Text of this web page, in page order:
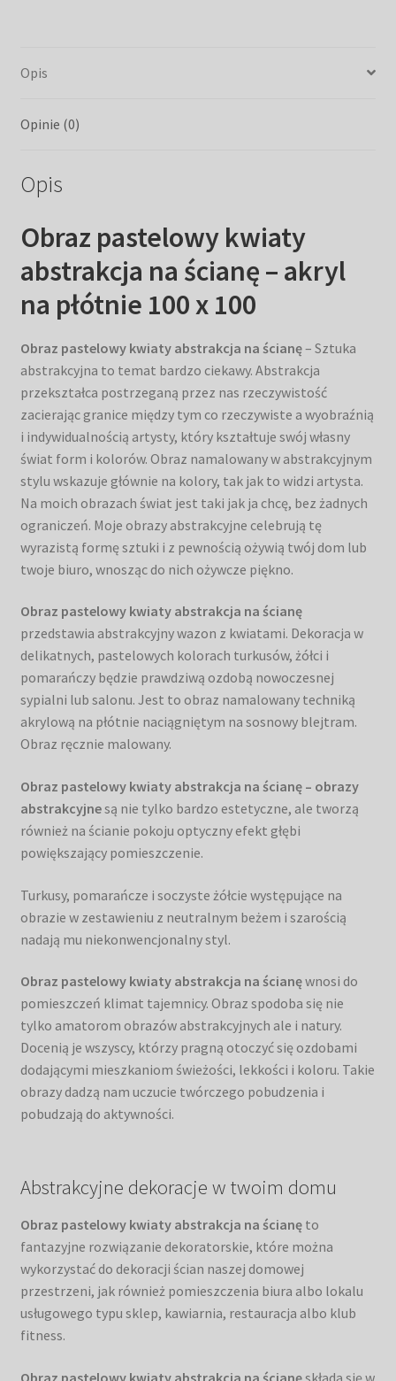
Opis
Opinie (0)
Opis
Obraz pastelowy kwiaty
abstrakcja na ścianę – akryl
na płótnie 100 x 100
Obraz pastelowy kwiaty abstrakcja na ścianę– Sztuka
abstrakcyjna to temat bardzo ciekawy. Abstrakcja
przekształca postrzeganą przez nas rzeczywistość
zacierając granice między tym co rzeczywiste a wyobraźnią
i indywidualnością artysty, który kształtuje swój własny
świat form i kolorów. Obraz namalowany w abstrakcyjnym
stylu wskazuje głównie na kolory, tak jak to widzi artysta.
Na moich obrazach świat jest taki jak ja chcę, bez żadnych
ograniczeń. Moje obrazy abstrakcyjne celebrują tę
wyrazistą formę sztuki i z pewnością ożywią twój dom lub
twoje biuro, wnosząc do nich ożywcze piękno.
Obraz pastelowy kwiaty abstrakcja na ścianę
przedstawia abstrakcyjny wazon z kwiatami. Dekoracja w
delikatnych, pastelowych kolorach turkusów, żółci i
pomarańczy będzie prawdziwą ozdobą nowoczesnej
sypialni lub salonu. Jest to obraz namalowany techniką
akrylową na płótnie naciągniętym na sosnowy blejtram.
Obraz ręcznie malowany.
Obraz pastelowy kwiaty abstrakcja na ścianę – obrazy
abstrakcyjnesą nie tylko bardzo estetyczne, ale tworzą
również na ścianie pokoju optyczny efekt głębi
powiększający pomieszczenie.
Turkusy, pomarańcze i soczyste żółcie występujące na
obrazie w zestawieniu z neutralnym beżem i szarością
nadają mu niekonwencjonalny styl.
Obraz pastelowy kwiaty abstrakcja na ścianęwnosi do
pomieszczeń klimat tajemnicy. Obraz spodoba się nie
tylko amatorom obrazów abstrakcyjnych ale i natury.
Docenią je wszyscy, którzy pragną otoczyć się ozdobami
dodającymi mieszkaniom świeżości, lekkości i koloru. Takie
obrazy dadzą nam uczucie twórczego pobudzenia i
pobudzają do aktywności.
Abstrakcyjne dekoracje w twoim domu
Obraz pastelowy kwiaty abstrakcja na ścianę to
fantazyjne rozwiązanie dekoratorskie, które można
wykorzystać do dekoracji ścian naszej domowej
przestrzeni, jak również pomieszczenia biura albo lokalu
usługowego typu sklep, kawiarnia, restauracja albo klub
fitness.